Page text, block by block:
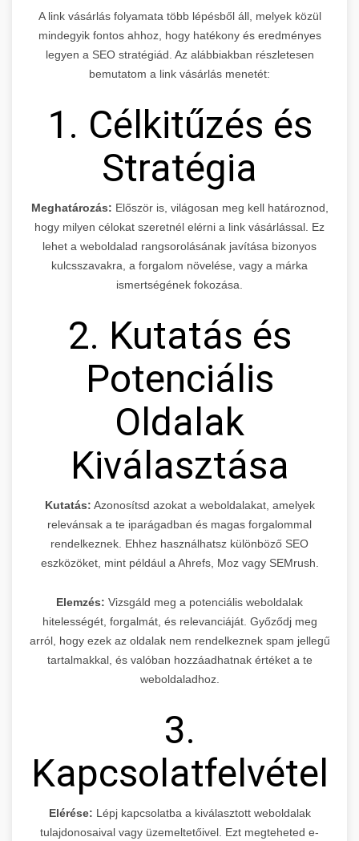
A link vásárlás folyamata több lépésből áll, melyek közül
mindegyik fontos ahhoz, hogy hatékony és eredményes
legyen a SEO stratégiád. Az alábbiakban részletesen
bemutatom a link vásárlás menetét:
1. Célkitűzés és
Stratégia
Meghatározás: Először is, világosan meg kell határoznod,
hogy milyen célokat szeretnél elérni a link vásárlással. Ez
lehet a weboldalad rangsorolásának javítása bizonyos
kulcsszavakra, a forgalom növelése, vagy a márka
ismertségének fokozása.
2. Kutatás és
Potenciális
Oldalak
Kiválasztása
Kutatás: Azonosítsd azokat a weboldalakat, amelyek
relevánsak a te iparágadban és magas forgalommal
rendelkeznek. Ehhez használhatsz különböző SEO
eszközöket, mint például a Ahrefs, Moz vagy SEMrush.
Elemzés: Vizsgáld meg a potenciális weboldalak
hitelességét, forgalmát, és relevanciáját. Győződj meg
arról, hogy ezek az oldalak nem rendelkeznek spam jellegű
tartalmakkal, és valóban hozzáadhatnak értéket a te
weboldaladhoz.
3.
Kapcsolatfelvétel
Elérése: Lépj kapcsolatba a kiválasztott weboldalak
tulajdonosaival vagy üzemeltetőivel. Ezt megteheted e-